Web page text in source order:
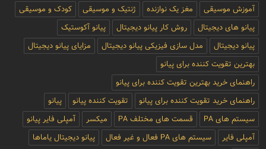
آموزش موسیقی
مغز یک نوازنده ژنتیک و موسیقی
کودک و موسیقی
پیانو های دیجیتال
روش کار پیانو دیجیتال
پیانو آکوستیک
پیانو دیجیتال
مدل سازی فیزیکی پیانو دیجیتال
مزایای پیانو دیجیتال
بهترین تقویت کننده برای پیانو
راهنمای خرید بهترین تقویت کننده برای پیانو
راهنمای خرید تقویت کننده برای پیانو
تقویت کننده پیانو
پیانو
سیستم های PA
قسمت های مختلف PA میکسر
آمپلی فایر پیانو
آمپلی فایر
سیستم های PA فعال و غیر فعال
پیانو دیجیتال یاماها